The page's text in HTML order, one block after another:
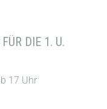
DIE 1. U.
17 Uhr